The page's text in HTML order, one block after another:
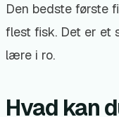
Den bedste første
flest fisk. Det er et
lære i ro.
Hvad kan